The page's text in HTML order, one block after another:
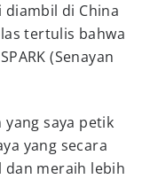
diambil di China
tertulis bahwa
(Senayan
saya petik
yang secara
dan meraih lebih